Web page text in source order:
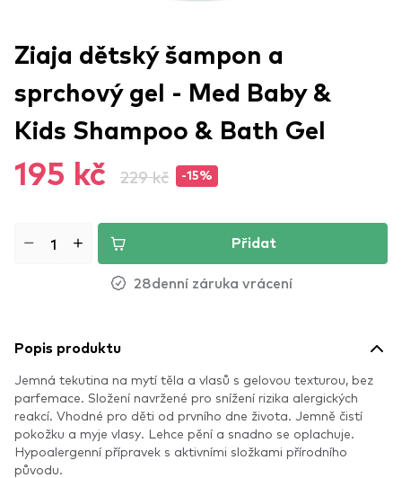
Ziaja dětský šampon a
sprchový gel - Med Baby &
Kids Shampoo & Bath Gel
195 kč 229 kč -15%
Přidat
28denní záruka vrácení
Popis produktu
Jemná tekutina na mytí těla a vlasů s gelovou texturou, bez
parfemace. Složení navržené pro snížení rizika alergických
reakcí. Vhodné pro děti od prvního dne života. Jemně čistí
pokožku a myje vlasy. Lehce pění a snadno se oplachuje.
Hypoalergenní přípravek s aktivními složkami přírodního
původu.